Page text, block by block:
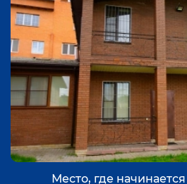
Место, где